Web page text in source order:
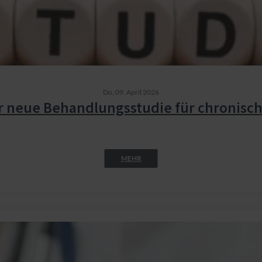
Do, 09. April 2026
Behandlungsstudie für
MEHR